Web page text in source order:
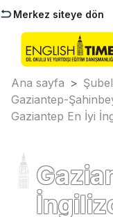
Merkez siteye dön
Ana sayfa >
Gaziantep-
Gaziantep En İyi